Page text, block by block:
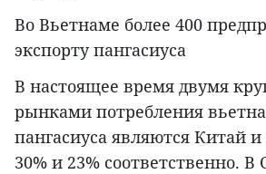
Во Вьетнаме более 400
экспорту пангасиуса
В настоящее время двумя
рынками потребления
пангасиуса являются Китай
30% и 23% соответственно.